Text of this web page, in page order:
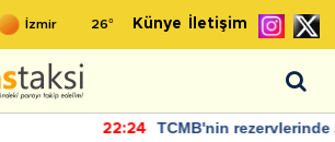
26° Künye İletişim
artan momentum devam ediyor